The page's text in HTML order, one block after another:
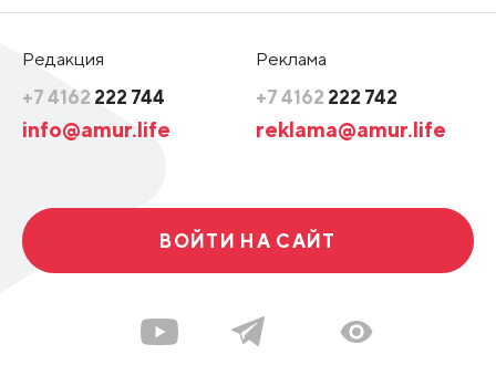
Редакция
+7 4162 222 744
info@amur.life
Реклама
+7 4162 222 742
reklama@amur.life
ВОЙТИ НА САЙТ